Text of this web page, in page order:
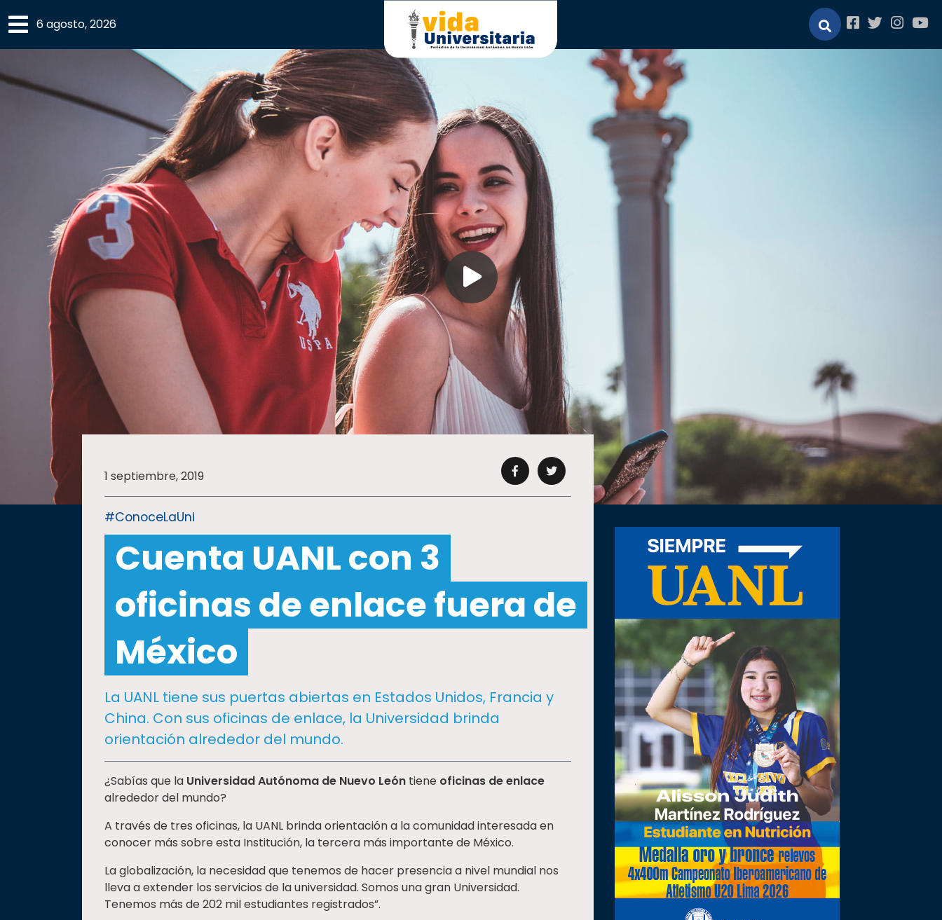
×
ACADEMIA
UANL
CULTURA
DEPORTES
EXPERTOS
SUSTENTABILIDAD
educativa
6 agosto, 2026
1 septiembre, 2019
#ConoceLaUni
Cuenta UANL con 3
oficinas de enlace fuera de
México
La UANL tiene sus puertas abiertas en Estados Unidos, Francia y
China. Con sus oficinas de enlace, la Universidad brinda
orientación alrededor del mundo.
¿Sabías que la Universidad Autónoma de Nuevo León tiene oficinas de enlace
alrededor del mundo?
A través de tres oficinas, la UANL brinda orientación a la comunidad interesada en
conocer más sobre esta Institución, la tercera más importante de México.
La globalización, la necesidad que tenemos de hacer presencia a nivel mundial nos
lleva a extender los servicios de la universidad. Somos una gran Universidad.
Tenemos más de 202 mil estudiantes registrados”.